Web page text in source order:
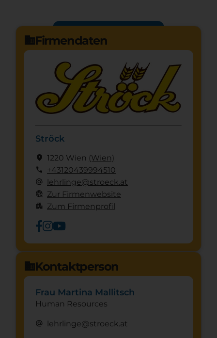
domainFirmendaten
Ströck
location_on 1220 Wien (Wien)
call +43120439994510
alternate_email lehrlinge@stroeck.at
captive_portal Zur Firmenwebsite
apartment Zum Firmenprofil
domainKontaktperson
Frau Martina Mallitsch
Human Resources
alternate_email lehrlinge@stroeck.at